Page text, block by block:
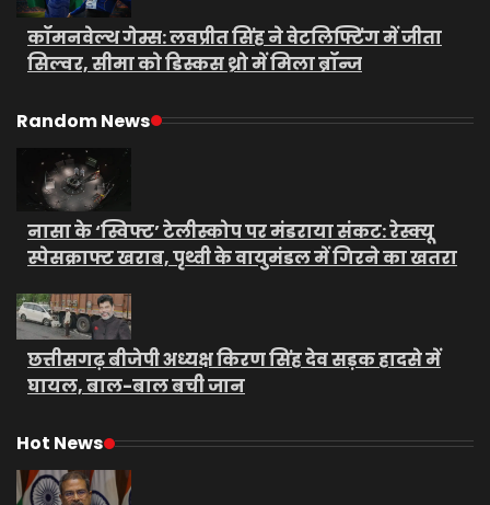
कॉमनवेल्थ गेम्स: लवप्रीत सिंह ने वेटलिफ्टिंग में जीता
सिल्वर, सीमा को डिस्कस थ्रो में मिला ब्रॉन्ज
Random News
नासा के ‘स्विफ्ट’ टेलीस्कोप पर मंडराया संकट: रेस्क्यू
स्पेसक्राफ्ट खराब, पृथ्वी के वायुमंडल में गिरने का खतरा
छत्तीसगढ़ बीजेपी अध्यक्ष किरण सिंह देव सड़क हादसे में
घायल, बाल-बाल बची जान
Hot News